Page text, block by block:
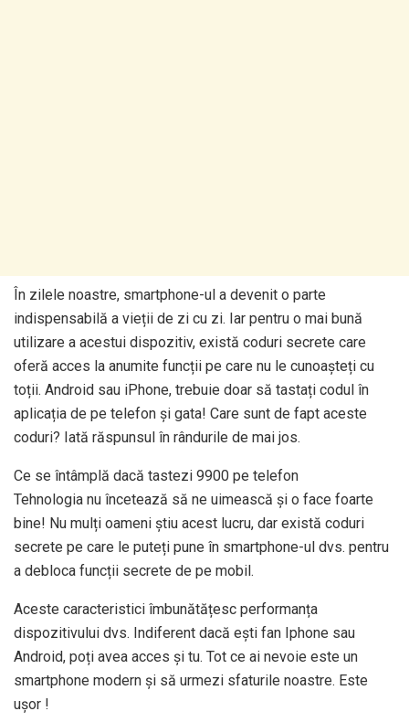
În zilele noastre, smartphone-ul a devenit o parte
indispensabilă a vieții de zi cu zi. Iar pentru o mai bună
utilizare a acestui dispozitiv, există coduri secrete care
oferă acces la anumite funcții pe care nu le cunoașteți cu
toții. Android sau iPhone, trebuie doar să tastați codul în
aplicația de pe telefon și gata! Care sunt de fapt aceste
coduri? Iată răspunsul în rândurile de mai jos.
Ce se întâmplă dacă tastezi 9900 pe telefon
Tehnologia nu încetează să ne uimească și o face foarte
bine! Nu mulți oameni știu acest lucru, dar există coduri
secrete pe care le puteți pune în smartphone-ul dvs. pentru
a debloca funcții secrete de pe mobil.
Aceste caracteristici îmbunătățesc performanța
dispozitivului dvs. Indiferent dacă ești fan Iphone sau
Android, poți avea acces și tu. Tot ce ai nevoie este un
smartphone modern și să urmezi sfaturile noastre. Este
ușor !